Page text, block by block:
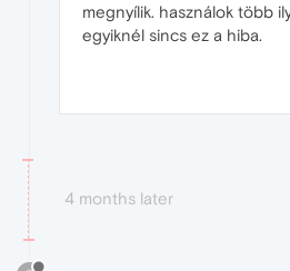
megnyílik. használok több
egyiknél sincs ez a hiba.
4 months later